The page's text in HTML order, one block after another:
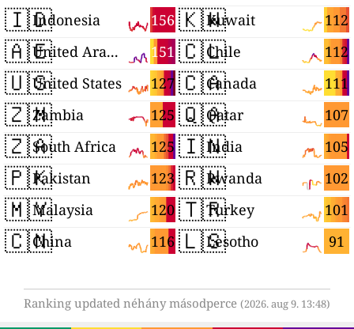
🇮🇩 156
Indonesia
🇦🇪 151
United Arab Emirates
🇺🇸 127
United States
🇿🇲 125
Zambia
🇿🇦 125
South Africa
🇵🇰 123
Pakistan
🇲🇾 120
Malaysia
🇨🇳 116
China
🇰🇼 112
Kuwait
🇨🇱 112
Chile
🇨🇦 111
Canada
🇶🇦 107
Qatar
🇮🇳 105
India
🇷🇼 102
Rwanda
🇹🇷 101
Turkey
🇱🇸 91
Lesotho
Ranking updated néhány másodperce (2026. aug 9. 13:48)